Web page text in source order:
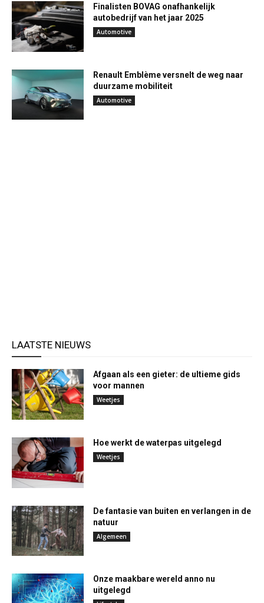
Finalisten BOVAG onafhankelijk
autobedrijf van het jaar 2025
Automotive
Renault Emblème versnelt de weg naar
duurzame mobiliteit
Automotive
LAATSTE NIEUWS
Afgaan als een gieter: de ultieme gids
voor mannen
Weetjes
Hoe werkt de waterpas uitgelegd
Weetjes
De fantasie van buiten en verlangen in de
natuur
Algemeen
Onze maakbare wereld anno nu
uitgelegd